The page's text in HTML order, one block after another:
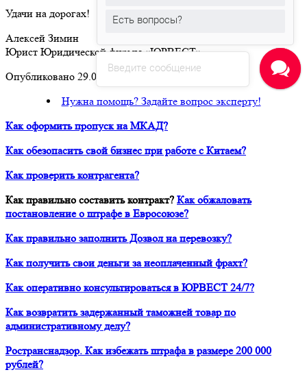
Удачи на дорогах!
Алексей Зимин
Юрист Юридической фирмы «ЮРВЕСТ»
Опубликовано 29.06.2016
Нужна помощь? Задайте вопрос эксперту!
Как оформить пропуск на МКАД?
Как обезопасить свой бизнес при работе с Китаем?
Как проверить контрагента?
Как правильно составить контракт? Как обжаловать
постановление о штрафе в Евросоюзе?
Как правильно заполнить Дозвол на перевозку?
Как получить свои деньги за неоплаченный фрахт?
Как оперативно консультироваться в ЮРВЕСТ 24/7?
Как возвратить задержанный таможней товар по
административному делу?
Ространснадзор. Как избежать штрафа в размере 200 000
рублей?
Введите сообщение
Есть вопросы?